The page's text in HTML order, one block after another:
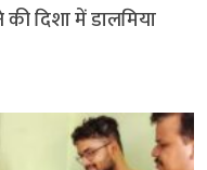
दिशा में डालमिया